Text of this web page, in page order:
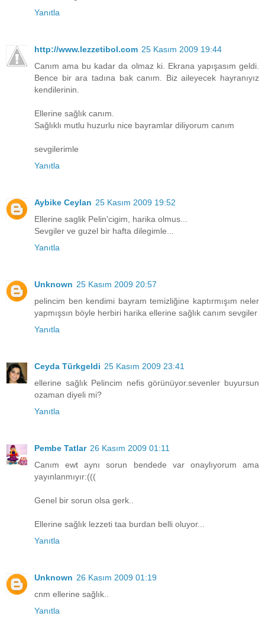
Yanıtla
http://www.lezzetibol.com 25 Kasım 2009 19:44
Canım ama bu kadar da olmaz ki. Ekrana yapışasım geldi.
Bence bir ara tadına bak canım. Biz aileyecek hayranıyız
kendilerinin.
Ellerine sağlık canım.
Sağlıklı mutlu huzurlu nice bayramlar diliyorum canım
sevgilerimle
Yanıtla
Aybike Ceylan 25 Kasım 2009 19:52
Ellerine saglik Pelin'cigim, harika olmus...
Sevgiler ve guzel bir hafta dilegimle...
Yanıtla
Unknown 25 Kasım 2009 20:57
pelincim ben kendimi bayram temizliğine kaptırmışım neler
yapmışsın böyle herbiri harika ellerine sağlık canım sevgiler
Yanıtla
Ceyda Türkgeldi 25 Kasım 2009 23:41
ellerine sağlık Pelincim nefis görünüyor.sevenler buyursun
ozaman diyeli mi?
Yanıtla
Pembe Tatlar 26 Kasım 2009 01:11
Canım ewt aynı sorun bendede var onaylıyorum ama
yayınlanmıyır:(((
Genel bir sorun olsa gerk..
Ellerine sağlık lezzeti taa burdan belli oluyor...
Yanıtla
Unknown 26 Kasım 2009 01:19
cnm ellerine sağlık..
Yanıtla